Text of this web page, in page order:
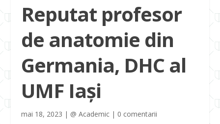
Reputat profesor
de anatomie din
Germania, DHC al
UMF Iași
mai 18, 2023 | @ Academic| 0 comentarii